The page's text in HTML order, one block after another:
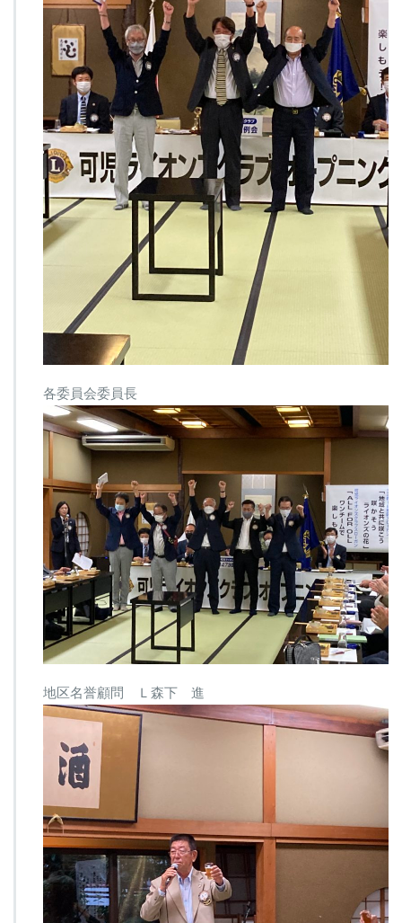
各委員会委員長
地区名誉顧問 Ｌ森下 進